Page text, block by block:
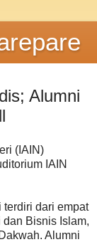
Alumni
(IAIN)
IAIN
dari empat
Bisnis Islam,
Alumni